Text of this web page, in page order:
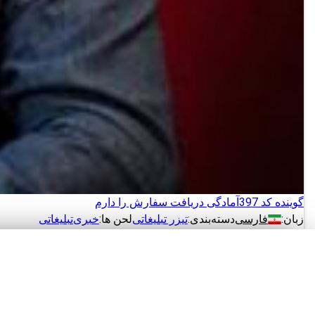
گوینده کد 397
آمادگی دریافت سفارش را دارم
زبان:
فارسیدسته‌بندی:تیزر تبلیغاتیلحن ها:خبریتبلیغاتی